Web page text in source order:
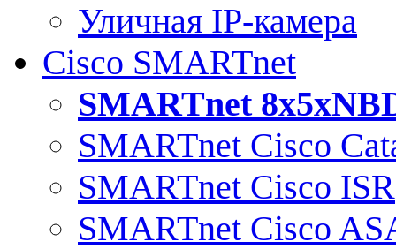
Уличная IP-камера
Cisco SMARTnet
SMARTnet
SMARTnet Cisco
SMARTnet Cisco ISR
SMARTnet Cisco